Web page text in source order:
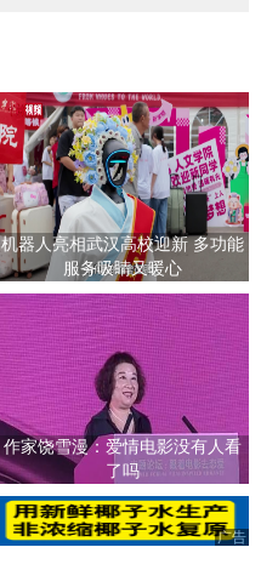
机器人亮相武汉高校迎新 多功能
服务吸睛又暖心
作家饶雪漫：爱情电影没有人看
了吗
广告